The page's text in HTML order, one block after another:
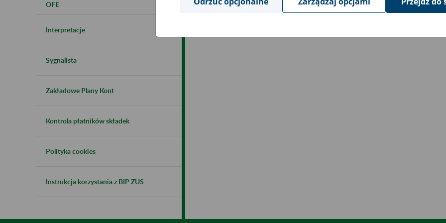
OFE
Interpretacje
Sygnalista
Zakładowe Plany Kont
Kontrola płatników składek
Polityka cookies
Instrukcja korzystania z BIP ZUS